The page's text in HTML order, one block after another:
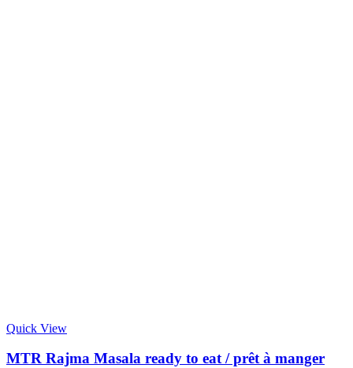
Quick View
MTR Rajma Masala ready to eat / prêt à manger